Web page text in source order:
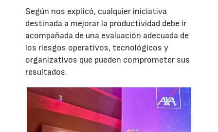
Según nos explicó, cualquier iniciativa
destinada a mejorar la productividad debe ir
acompañada de una evaluación adecuada de
los riesgos operativos, tecnológicos y
organizativos que pueden comprometer sus
resultados.